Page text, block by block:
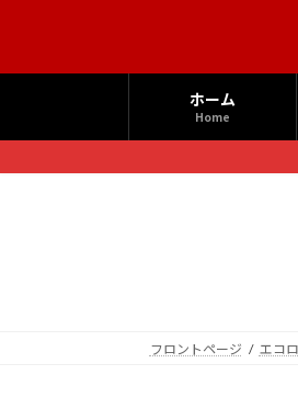
へ
ス
ョ
ン
ホーム
Home
フロントページ エコ